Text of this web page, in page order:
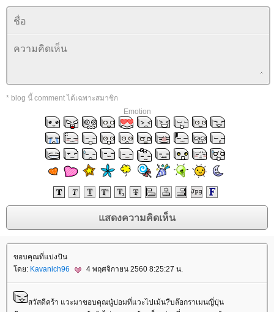
* blog นี้ comment ได้เฉพาะสมาชิก
Emotion
ขอบคุณที่แบ่งปัน
ดย: Kavanich96 4 พฤศจิกายน 2560 8:25:27 น.
สวัสดีคร้า แวะมาขอบคุณนู๋ปอมที่แวะไปเม้น?ืบล๊อกราเมนญี่ปุ่น